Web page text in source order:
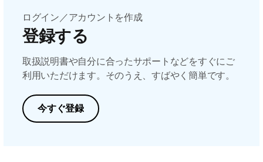
ログイン／アカウントを作成
登録する
取扱説明書や自分に合ったサポートなどをすぐにご
利用いただけます。そのうえ、すばやく簡単です。
今すぐ登録